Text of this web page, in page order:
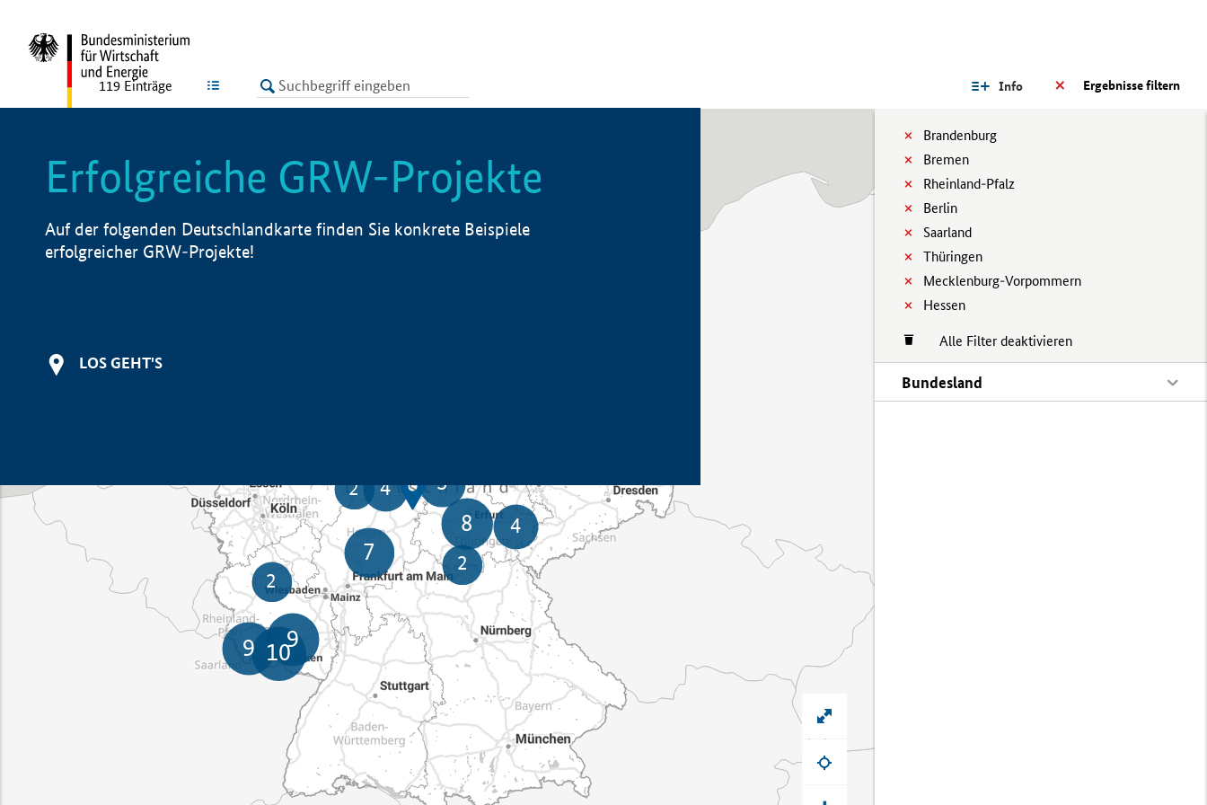
LISTE Ergebnisse filtern
Info
Brandenburg
Bremen
Rheinland-Pfalz
Berlin
Saarland
Thüringen
Mecklenburg-Vorpommern
Hessen
Alle Filter deaktivieren
Bundesland
119 Einträge
Erfolgreiche GRW-Projekte
Auf der folgenden Deutschlandkarte finden Sie konkrete Beispiele
erfolgreicher GRW-Projekte!
LOS GEHT'S